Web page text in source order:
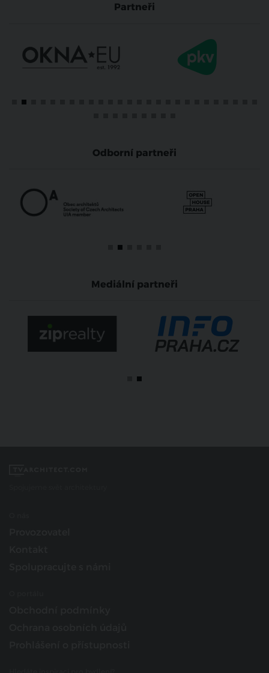
Partneři
Odborní partneři
Mediální partneři